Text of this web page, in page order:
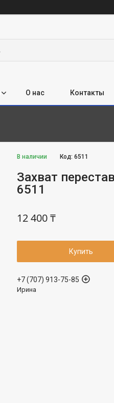
О нас Контакты
В наличии Код:6511
Захват
6511
12 400 ₸
Купить
+7 (707) 913-75-85
Ирина